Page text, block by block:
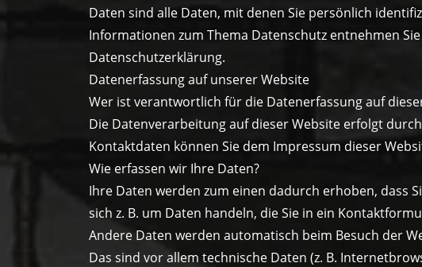
Daten sind alle Daten, mit denen Sie persönlich
Informationen zum Thema Datenschutz entnehmen
Datenschutzerklärung.
Datenerfassung auf unserer Website
Wer ist verantwortlich für die Datenerfassung auf
Die Datenverarbeitung auf dieser Website erfolgt
Kontaktdaten können Sie dem Impressum dieser
Wie erfassen wir Ihre Daten?
Ihre Daten werden zum einen dadurch erhoben, dass
sich z. B. um Daten handeln, die Sie in ein
Andere Daten werden automatisch beim Besuch der
Das sind vor allem technische Daten (z. B.